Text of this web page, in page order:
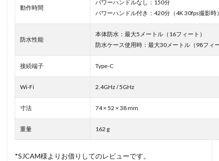
動作時間
パワーハンドルなし：150分
パワーハンドル付き：420分（4K 30fps撮影時
防水性能
本体防水：最大5メートル（16フィート）
防水ケース使用時：最大30メートル（98フィ
接続端子 Type-C
Wi-Fi 2.4GHz / 5GHz
寸法 74 × 52 × 38 mm
重量 162 g
*SJCAM様よりお借りしてのレビューです。